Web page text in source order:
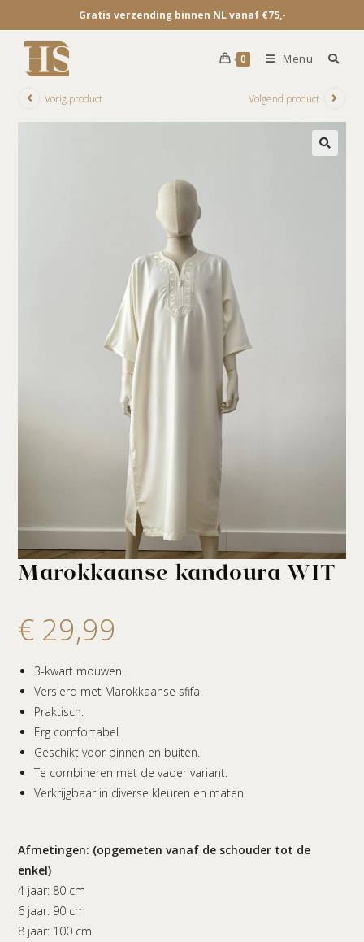
Gratis verzending binnen NL vanaf €75,-
0 Menu
Vorig product Volgend product
Marokkaanse kandoura WIT
€ 29,99
3-kwart mouwen.
Versierd met Marokkaanse sfifa.
Praktisch.
Erg comfortabel.
Geschikt voor binnen en buiten.
Te combineren met de vader variant.
Verkrijgbaar in diverse kleuren en maten
Afmetingen: (opgemeten vanaf de schouder tot de
enkel)
4 jaar: 80 cm
6 jaar: 90 cm
8 jaar: 100 cm